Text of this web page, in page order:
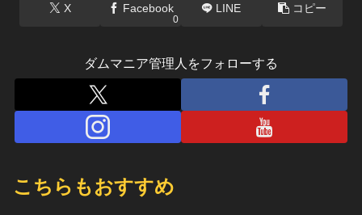
X Facebook
0
LINE コピー
ダムマニア管理人をフォローする
こちらもおすすめ